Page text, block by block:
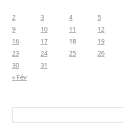
2
3 4 5
9
10 11 12
16
17 18 19
23
24 25 26
30
31
« Fév